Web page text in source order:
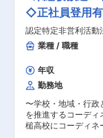
います。また保護
に手立てを考えま
グを実施させていただ
ジションの特徴： （
ず、その一人と丁
仕組み （2）自社
充実した研修・育成
く、その子を取り
チ ■当社について： 「障害のない社会をつく
る」というビジョン
ットフォーム基盤の
一生をサポートする
に専念できる環境が整っ
・中学入試に挑む
す。担当教科は希望
理科の中から選べ
での指導を行い、
ていただきます。
後、授業の準備を行
16:00：生徒との会
17:00：授業開始。
「やる気」を引き
しい」真剣勝負の
了。生徒を笑顔で
◇正社員登用
認定特定非営利活動
業種 / 職種
年収
勤務地
〜学校・地域・行政
を推進するコーディネーター
槌高校にコーディネ